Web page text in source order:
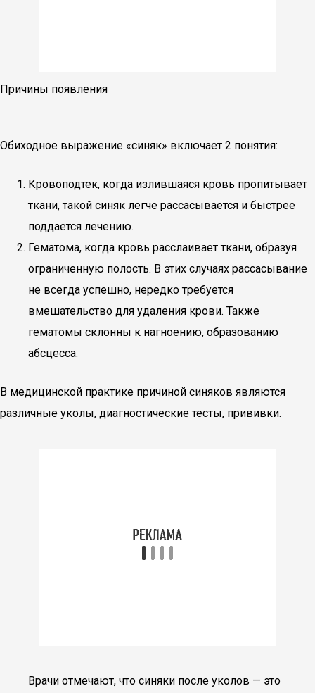
Причины появления
Обиходное выражение «синяк» включает 2 понятия:
Кровоподтек, когда излившаяся кровь пропитывает
ткани, такой синяк легче рассасывается и быстрее
поддается лечению.
Гематома, когда кровь расслаивает ткани, образуя
ограниченную полость. В этих случаях рассасывание
не всегда успешно, нередко требуется
вмешательство для удаления крови. Также
гематомы склонны к нагноению, образованию
абсцесса.
В медицинской практике причиной синяков являются
различные уколы, диагностические тесты, прививки.
Врачи отмечают, что синяки после уколов — это